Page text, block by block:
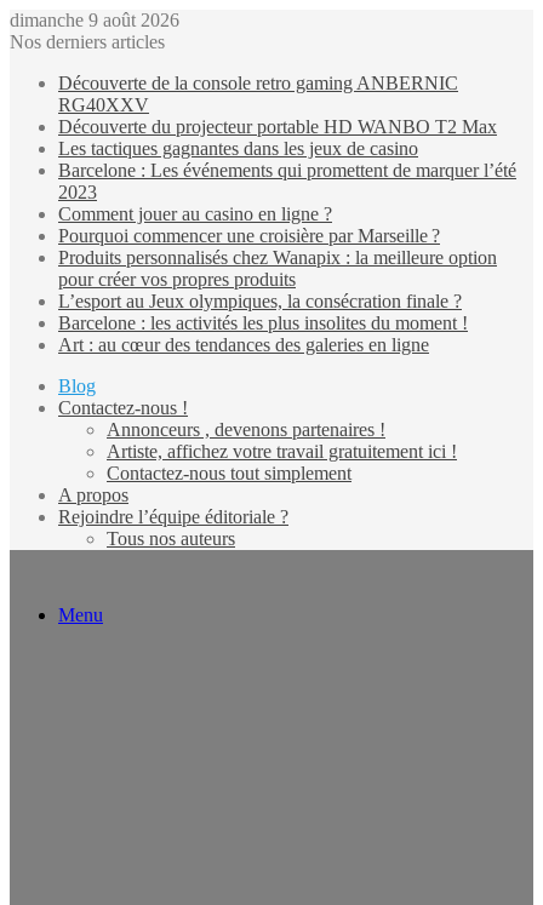
dimanche 9 août 2026
Nos derniers articles
Découverte de la console retro gaming ANBERNIC
RG40XXV
Découverte du projecteur portable HD WANBO T2 Max
Les tactiques gagnantes dans les jeux de casino
Barcelone : Les événements qui promettent de marquer l’été
2023
Comment jouer au casino en ligne ?
Pourquoi commencer une croisière par Marseille ?
Produits personnalisés chez Wanapix : la meilleure option
pour créer vos propres produits
L’esport au Jeux olympiques, la consécration finale ?
Barcelone : les activités les plus insolites du moment !
Art : au cœur des tendances des galeries en ligne
Blog
Contactez-nous !
Annonceurs , devenons partenaires !
Artiste, affichez votre travail gratuitement ici !
Contactez-nous tout simplement
A propos
Rejoindre l’équipe éditoriale ?
Tous nos auteurs
Menu